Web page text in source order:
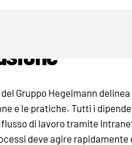
Gruppo Hegelmann
e le pratiche. Tutti i
di lavoro tramite
deve agire